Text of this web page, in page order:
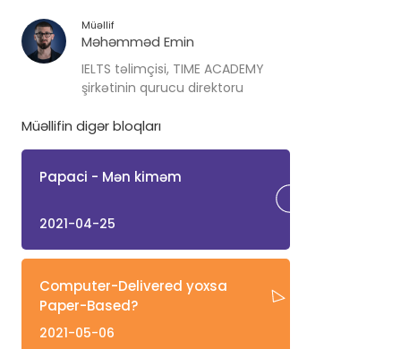
Müəllif
Məhəmməd Emin
IELTS təlimçisi, TIME ACADEMY
şirkətinin qurucu direktoru
Müəllifin digər bloqları
Papaci - Mən kiməm
2021-04-25
Computer-Delivered yoxsa
Paper-Based?
2021-05-06